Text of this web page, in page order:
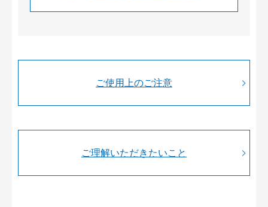
ご使用上のご注意
ご理解いただきたいこと